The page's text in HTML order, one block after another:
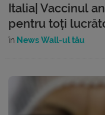
Italia| Vaccinul
pentru toți
în News Wall-ul tău